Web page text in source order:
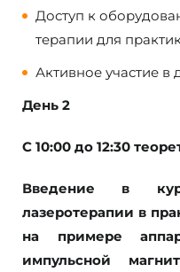
Доступ к
терапии для
Активное участие в
День 2
С 10:00 до 12:30
Введение в
лазеротерапии в
на примере
импульсной